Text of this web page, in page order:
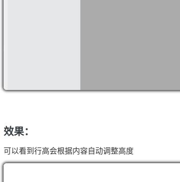
效果：
可以看到行高会根据内容自动调整高度